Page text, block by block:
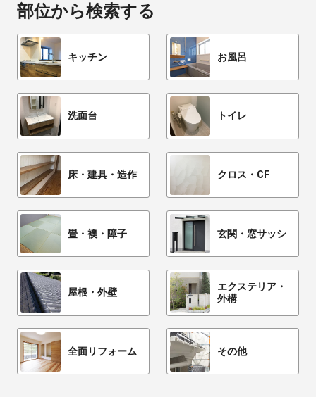
部位から検索する
キッチン お風呂
洗面台 トイレ
床・建具・造作 クロス・CF
畳・襖・障子 玄関・窓サッシ
屋根・外壁
エクステリア・
外構
全面リフォーム その他